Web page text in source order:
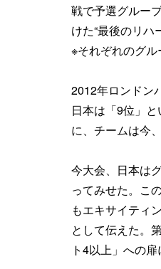
戦で予選グルー
けた“最後のリハ
※それぞれのグ
2012年ロンドン
日本は「9位」
に、チームは今
今大会、日本は
ってみせた。こ
もエキサイティ
として伝えた。
ト4以上」への